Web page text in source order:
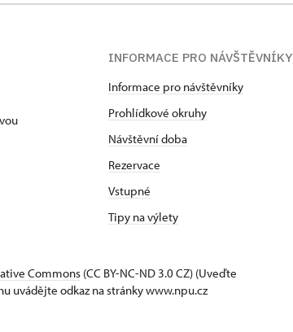
INFORMACE PRO NÁVŠTĚVNÍKY
Informace pro návštěvníky
Prohlídkové okruhy
Návštěvní doba
Rezervace
Vstupné
Tipy na výlety
Commons (CC BY-NC-ND 3.0 CZ) (Uveďte
uvádějte odkaz na stránky www.npu.cz